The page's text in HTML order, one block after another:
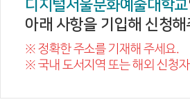
디지털서울문화예술대학교
아래 사항을 기입해 신청
※ 정확한 주소를 기재해 주세요.
※ 국내 도서지역 또는 해외 신청